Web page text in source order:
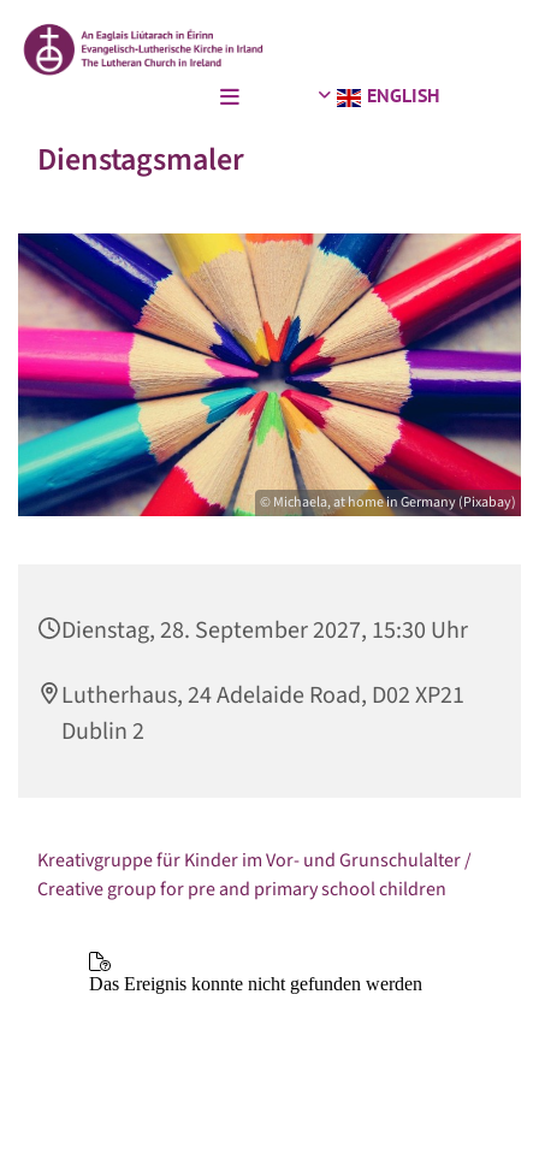
ENGLISH
Dienstagsmaler
© Michaela, at home in Germany (Pixabay)
Dienstag, 28. September 2027, 15:30 Uhr
Lutherhaus, 24 Adelaide Road, D02 XP21
Dublin 2
Kreativgruppe für Kinder im Vor- und Grunschulalter /
Creative group for pre and primary school children